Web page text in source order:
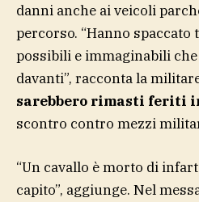
danni anche ai veicoli
percorso. “Hanno spaccato
possibili e immaginabili
davanti”, racconta la
sarebbero rimasti feriti
scontro contro mezzi
“Un cavallo è morto di
capito”, aggiunge. Nel